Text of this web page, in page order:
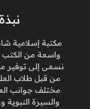
مكتبة إسلامية
واسعة من الكتب
نسعى إلى توفير
من قبل طلاب
مختلف جوانب
والسيرة النبوية